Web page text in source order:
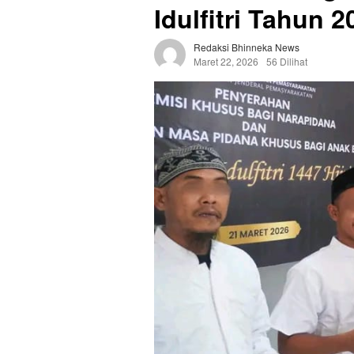
Idulfitri Tahun
Redaksi Bhinneka News
Maret 22, 2026
56 Dilihat